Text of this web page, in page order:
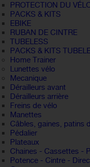
PROTECTION DU
PACKS & KITS
EBIKE
RUBAN DE CINTRE
TUBELESS
PACKS & KITS
Home Trainer
Lunettes vélo
Mecanique
Dérailleurs avant
Dérailleurs arrière
Freins de vélo
Manettes
Câbles, gaines, patins
Pédalier
Plateaux
Chaines - Cassettes -
Potence - Cintre -